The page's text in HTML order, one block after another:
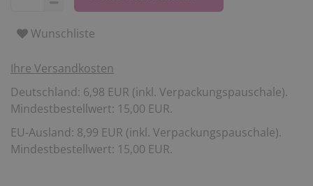
Wunschliste
Ihre Versandkosten
Deutschland: 6,98 EUR (inkl. Verpackungspauschale).
Mindestbestellwert: 15,00 EUR.
EU-Ausland: 8,99 EUR (inkl. Verpackungspauschale).
Mindestbestellwert: 15,00 EUR.